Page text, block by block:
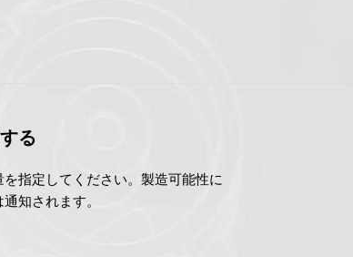
る
指定してください。製造可能性に
知されます。